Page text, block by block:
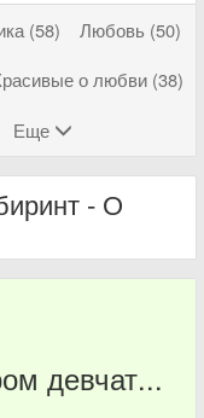
(58)
Любовь (50)
о любви (38)
Еще
- О
девчат...